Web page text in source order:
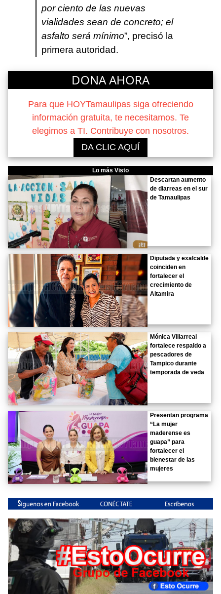
por ciento de las nuevas
vialidades sean de concreto; el
asfalto será mínimo”, precisó la
primera autoridad.
DONA AHORA
Para que HOYTamaulipas siga ofreciendo
información gratuita, te necesitamos. Te
elegimos a TI. Contribuye con nosotros.
DA CLIC AQUÍ
Lo más Visto
Descartan aumento
de diarreas en el sur
de Tamaulipas
Diputada y exalcalde
coinciden en
fortalecer el
crecimiento de
Altamira
Mónica Villarreal
fortalece respaldo a
pescadores de
Tampico durante
temporada de veda
Presentan programa
“La mujer
maderense es
guapa” para
fortalecer el
bienestar de las
mujeres